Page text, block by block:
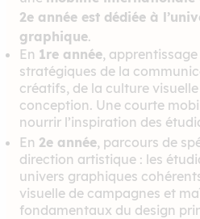
2e année est dédiée à
graphique.
En 1re année, apprentissage
stratégiques de la
créatifs, de la culture
conception. Une courte
nourrir l’inspiration des
En 2e année, parcours de
direction artistique : les
univers graphiques
visuelle de campagnes et
fondamentaux du design